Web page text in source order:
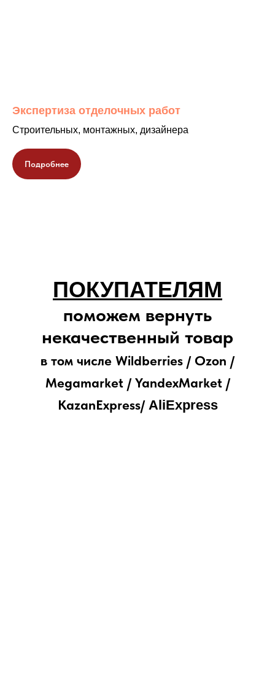
Экспертиза отделочных работ
Строительных, монтажных, дизайнера
Подробнее
ПОКУПАТЕЛЯМ
поможем вернуть
некачественный товар
в том числе Wildberries / Ozon /
Megamarket / YandexMarket /
KazanExpress/ AliExpress